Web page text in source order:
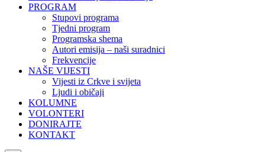
PROGRAM
Stupovi programa
Tjedni program
Programska shema
Autori emisija – naši suradnici
Frekvencije
NAŠE VIJESTI
Vijesti iz Crkve i svijeta
Ljudi i običaji
KOLUMNE
VOLONTERI
DONIRAJTE
KONTAKT